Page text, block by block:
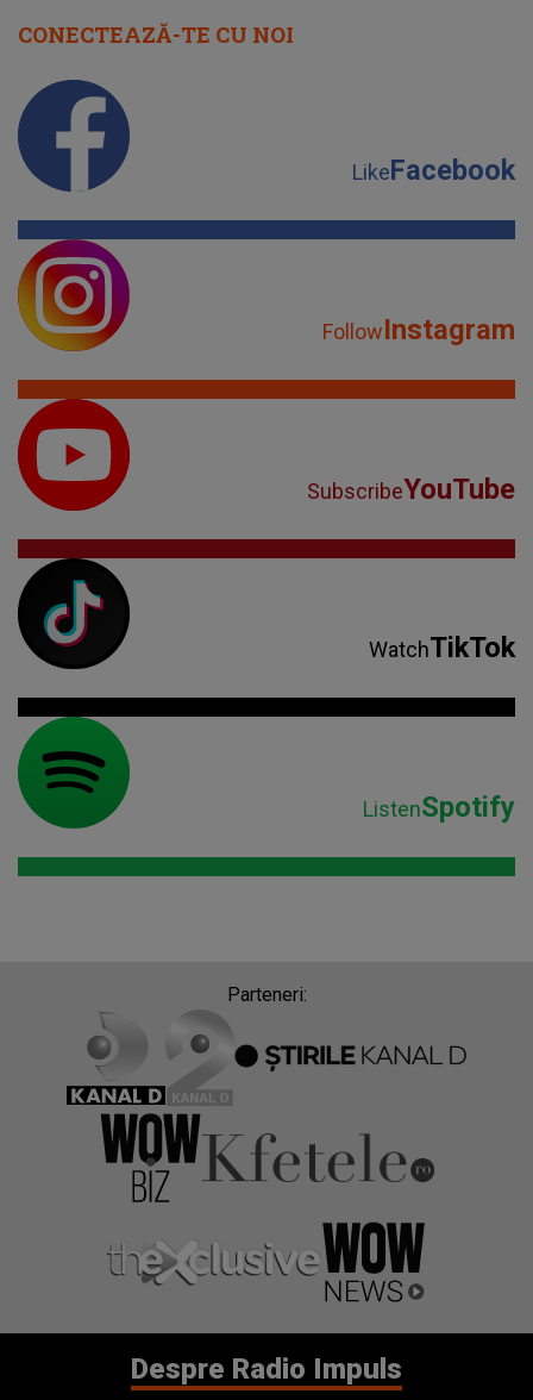
CONECTEAZĂ-TE CU NOI
LikeFacebook
FollowInstagram
SubscribeYouTube
WatchTikTok
ListenSpotify
Parteneri:
Despre Radio Impuls